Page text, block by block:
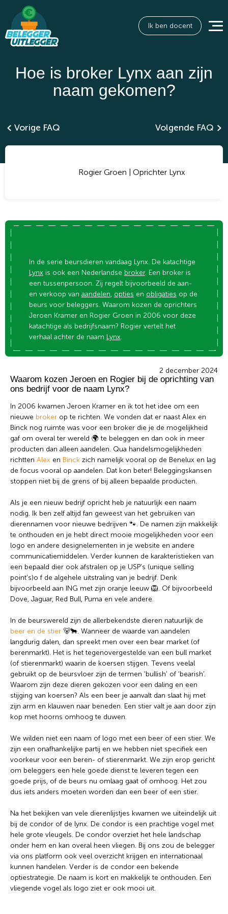
Ik ben docent
Hoe is broker Lynx aan zijn
naam gekomen?
Vorige FAQ Volgende FAQ
Rogier Groen | Oprichter Lynx
In de serie beursdieren vandaag Lynx. De katachtige
Lynx is ook een Nederlandse broker. Een broker is
een tussenpersoon. Zij regelt bijvoorbeeld de aan-
en verkoop van aandelen, opties en obligaties op de
beurs voor beleggers. Waarom kozen de oprichters
Jeroen Kramer en Rogier Groen in 2006 voor deze
katachtige als bedrijfsnaam? Rogier vertelt het
verhaal achter de naam Lynx.
2 december 2024
Waarom kozen Jeroen en Rogier bij de oprichting van
ons bedrijf voor de naam Lynx?
In 2006 kwamen Jeroen Kramer en ik tot het idee om een
nieuwe broker op te richten. We vonden dat er naast Alex en
Binck nog ruimte was voor een broker die je de mogelijkheid
gaf om overal ter wereld 🌍 te beleggen en dan ook in meer
producten dan alleen aandelen. Qua handelsmogelijkheden
richtten Alex en Binck zich namelijk vooral op de Benelux en lag
de focus vooral op aandelen. Dat kon beter! Beleggingskansen
stoppen niet bij de grens of bij alleen bepaalde producten.
Als je een nieuw bedrijf opricht heb je natuurlijk een naam
nodig. Ik ben zelf altijd fan geweest van het gebruiken van
dierennamen voor nieuwe bedrijven 🐾. De namen zijn makkelijk
te onthouden en je hebt direct mooie mogelijkheden voor een
logo en andere designelementen in je website en andere
communicatiemiddelen. Verder kunnen de karakteristieken van
een bepaald dier ook afstralen op je USP’s (unique selling
point’s)o f de algehele uitstraling van je bedrijf. Denk
bijvoorbeeld aan ING met zijn oranje leeuw 🦁. Of bijvoorbeeld
Dove, Jaguar, Red Bull, Puma en vele andere.
In de beurswereld zijn de allerbekendste dieren natuurlijk de
beer en de stier 🐻🐂. Wanneer de waarde van aandelen
langdurig dalen, dan spreekt men over een bear market (of
berenmarkt). Het is het tegenovergestelde van een bull market
(of stierenmarkt) waarin de koersen stijgen. Tevens veelal
gebruikt op de beursvloer zijn de termen ‘bullish’ of ‘bearish’.
Waarom zijn deze dieren gekozen voor een daling en een
stijging van koersen? Als een beer je aanvalt dan slaat hij met
zijn arm en klauwen naar beneden. Een stier valt je aan door zijn
kop met hoorns omhoog te duwen.
We wilden niet een naam of logo met een beer of een stier. We
zijn een onafhankelijke partij en we hebben niet specifiek een
voorkeur voor een beren- of stierenmarkt. We zijn erop gericht
om beleggers een hele goede dienst te leveren tegen een
goede prijs, of de beurs nu omlaag gaat of omhoog. Het zou
dus iets anders moeten worden dan een beer of een stier.
Na het bekijken van vele dierenlijstjes kwamen we uiteindelijk uit
bij de condor of de lynx. De condor is een prachtige vogel met
hele grote vleugels. De condor overziet het hele landschap
onder hem en kan overal heen vliegen. Bij ons zou de belegger
via ons platform ook veel overzicht krijgen en internationaal
kunnen handelen. Verder is de condor een bekende
optiestrategie. De naam is kort en makkelijk te onthouden. Een
vliegende vogel als logo ziet er ook mooi uit.
Wil je graag de betekenis van een beleggingsterm
weten of is er een andere vraag die je graag
beantwoord wilt hebben? We helpen je graag een
handje.
Zoek
naar:
Zoekknop